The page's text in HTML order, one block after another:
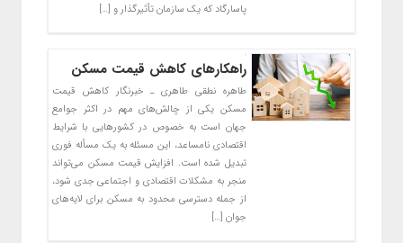
پاسارگاد که یک سازمان تأثیرگذار و […]
راهکار‌های کاهش قیمت مسکن
طاهره نطقی طاهری ـ خبرنگار کاهش قیمت
مسکن یکی از چالش‌های مهم در اکثر جوامع
جهان است به خصوص در کشورهایی با شرایط
اقتصادی نامساعد، این مسئله به یک مسأله فوری
تبدیل شده است. افزایش قیمت مسکن می‌تواند
منجر به مشکلات اقتصادی و اجتماعی جدی شود،
از جمله دسترسی محدود به مسکن برای لایه‌های
جوان […]